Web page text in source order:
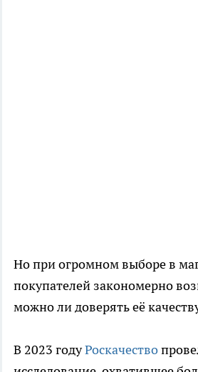
Но при огромном выборе в
покупателей закономерно
можно ли доверять её
В 2023 годуРоскачество